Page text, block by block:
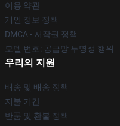
이용 약관
개인 정보 정책
DMCA - 저작권 정책
모델 번호: 공급망 투명성 행위
우리의 지원
배송 및 배송 정책
지불 기간
반품 및 환불 정책